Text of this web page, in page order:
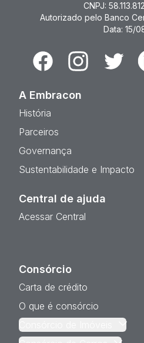
CNPJ:
Autorizado pelo Banco
Data: 15/
FacebookInstagramTwitter
A Embracon
História
Parceiros
Governança
Sustentabilidade e Impacto
Central de ajuda
Acessar Central
Consórcio
Carta de crédito
O que é consórcio